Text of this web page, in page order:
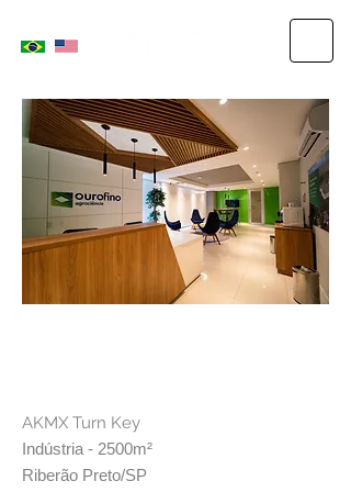
AKMX Turn Key
Indústria - 2500m²
Riberão Preto/SP